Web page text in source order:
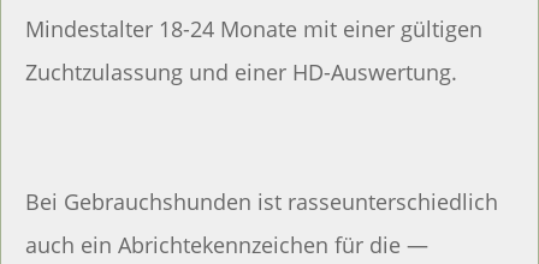
Mindestalter 18-24 Monate mit einer gültigen
Zuchtzulassung und einer HD-Auswertung.
Bei Gebrauchshunden ist rasseunterschiedlich
auch ein Abrichtekennzeichen für die —